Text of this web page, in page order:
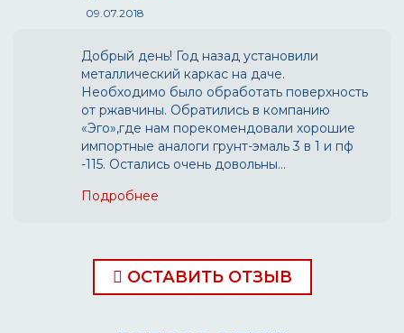
09.07.2018
Добрый день! Год назад установили
металлический каркас на даче.
Необходимо было обработать поверхность
от ржавчины. Обратились в компанию
«Эго»,где нам порекомендовали хорошие
импортные аналоги грунт-эмаль 3 в 1 и пф
-115. Остались очень довольны...
Подробнее
ОСТАВИТЬ ОТЗЫВ